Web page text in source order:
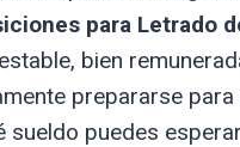
para Letrado
bien
prepararse
sueldo puedes